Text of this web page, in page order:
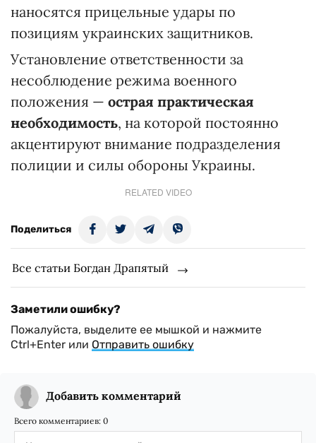
наносятся прицельные удары по
позициям украинских защитников.
Установление ответственности за
несоблюдение режима военного
положения — острая практическая
необходимость, на которой постоянно
акцентируют внимание подразделения
полиции и силы обороны Украины.
RELATED VIDEO
Поделиться
Все статьи Богдан Драпятый
Заметили ошибку?
Пожалуйста, выделите ее мышкой и нажмите
Ctrl+Enter или Отправить ошибку
Добавить комментарий
Всего комментариев: 0